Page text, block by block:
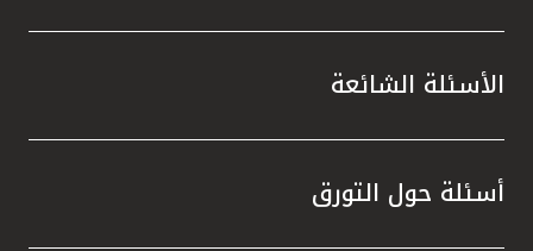
الأسئلة الشائعة
أسئلة حول التورق